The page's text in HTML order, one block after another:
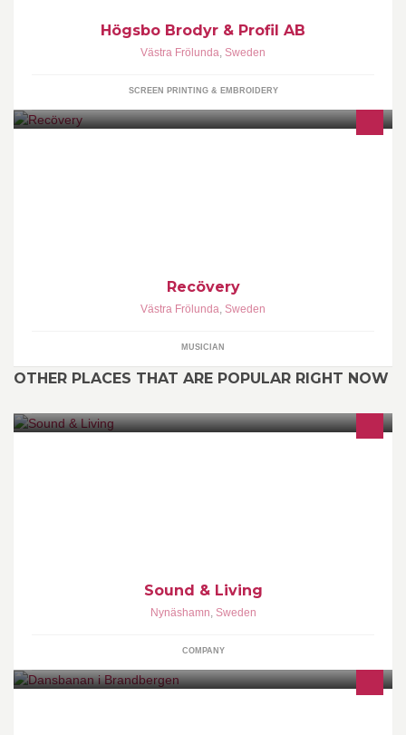
Högsbo Brodyr & Profil AB
Västra Frölunda, Sweden
SCREEN PRINTING & EMBROIDERY
Recövery
Västra Frölunda, Sweden
MUSICIAN
OTHER PLACES THAT ARE POPULAR RIGHT NOW
Sound & Living
Nynäshamn, Sweden
COMPANY